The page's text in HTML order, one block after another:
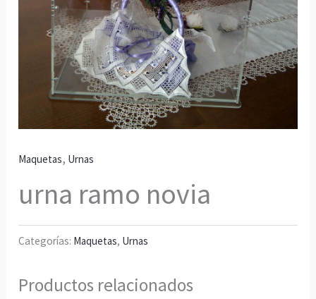
Maquetas, Urnas
urna ramo novia
Categorías: Maquetas, Urnas
Productos relacionados